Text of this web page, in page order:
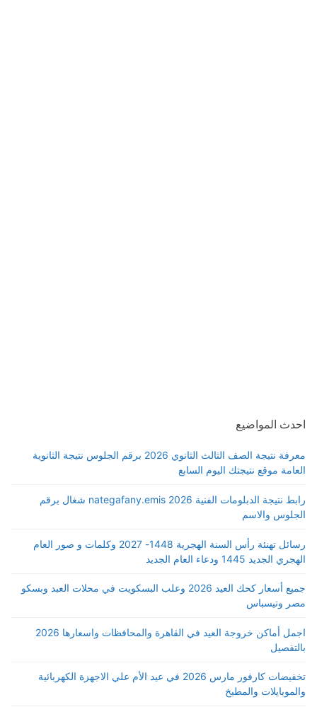
احدث المواضيع
معرفة نتيجة الصف الثالث الثانوي 2026 برقم الجلوس نتيجة الثانوية
العامة موقع نتيجتك اليوم السابع
رابط نتيجة الدبلومات الفنية 2026 nategafany.emis شغال برقم
الجلوس والاسم
رسائل تهنئة رأس السنة الهجرية 1448- 2027 وكلمات و صور العام
الهجري الجديد 1445 ودعاء العام الجديد
جميع أسعار كحك العيد 2026 وعلب البسكويت في محلات العبد وبسكو
مصر وتيسباس
اجمل أماكن خروجة العيد في القاهرة والمحافظات واسعارها 2026
بالتفصيل
تخفيضات كارفور مارس 2026 في عيد الأم علي الاجهزة الكهربائية
والموبايلات والمطبخ